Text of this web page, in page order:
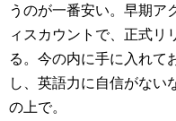
うのが一番安い。早期ア
ィスカウントで、正式リ
る。今の内に手に入れて
し、英語力に自信がない
の上で。